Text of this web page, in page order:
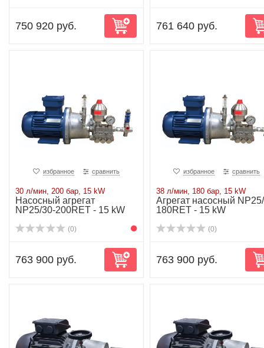
750 920 руб. 761 640 руб.
избранное сравнить
30 л/мин, 200 бар, 15 kW
Насосный агрегат
NP25/30-200RET - 15 kW
(0)
763 900 руб.
избранное сравнить
38 л/мин, 180 бар, 15 kW
Агрегат насосный
180RET - 15 kW
(0)
763 900 руб.